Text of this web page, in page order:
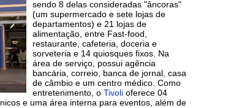
sendo 8 delas consideradas "âncoras"
(um supermercado e sete lojas de
departamentos) e 21 lojas de
alimentação, entre Fast-food,
restaurante, cafeteria, doceria e
sorveteria e 14 quiosques fixos. Na
área de serviço, possui agência
bancária, correio, banca de jornal, casa
de câmbio e um centro médico. Como
entretenimento, o Tivoli oferece 04
e uma área interna para eventos, além de